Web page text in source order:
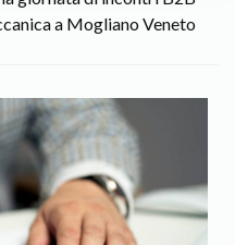
a Mogliano Veneto